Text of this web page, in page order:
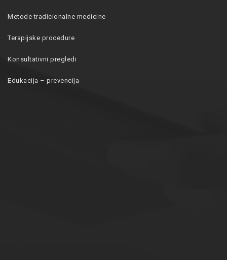
Metode tradicionalne medicine
Terapijske procedure
Konsultativni pregledi
Edukacija – prevencija